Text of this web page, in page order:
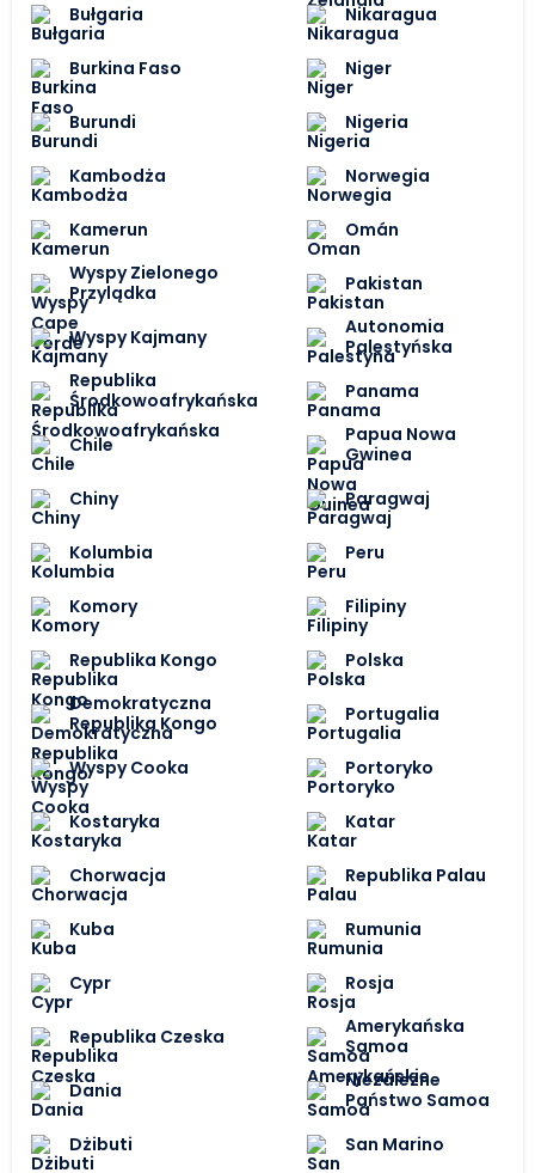
Bułgaria
Burkina Faso
Burundi
Kambodża
Kamerun
Wyspy Zielonego
Przylądka
Wyspy Kajmany
Republika
Środkowoafrykańska
Chile
Chiny
Kolumbia
Komory
Republika Kongo
Demokratyczna
Republika Kongo
Wyspy Cooka
Kostaryka
Chorwacja
Kuba
Cypr
Republika Czeska
Dania
Dżibuti
Nikaragua
Niger
Nigeria
Norwegia
Omán
Pakistan
Autonomia
Palestyńska
Panama
Papua Nowa
Gwinea
Paragwaj
Peru
Filipiny
Polska
Portugalia
Portoryko
Katar
Republika Palau
Rumunia
Rosja
Amerykańska
Samoa
Niezależne
Państwo Samoa
San Marino